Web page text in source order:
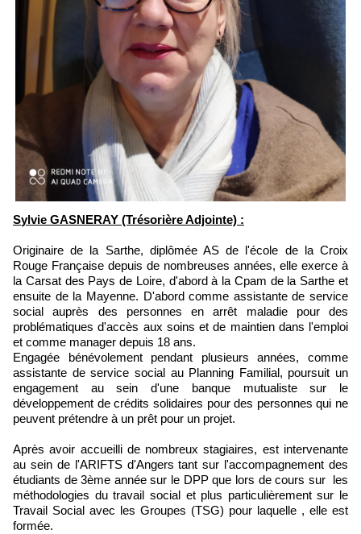
Sylvie GASNERAY (Trésorière Adjointe) :
Originaire de la Sarthe, diplômée AS de l'école de la Croix
Rouge Française depuis de nombreuses années, elle exerce à
la Carsat des Pays de Loire, d'abord à la Cpam de la Sarthe et
ensuite de la Mayenne. D'abord comme assistante de service
social auprès des personnes en arrêt maladie pour des
problématiques d'accès aux soins et de maintien dans l'emploi
et comme manager depuis 18 ans.
Engagée bénévolement pendant plusieurs années, comme
assistante de service social au Planning Familial, poursuit un
engagement au sein d'une banque mutualiste sur le
développement de crédits solidaires pour des personnes qui ne
peuvent prétendre à un prêt pour un projet.
Après avoir accueilli de nombreux stagiaires, est intervenante
au sein de l'ARIFTS d'Angers tant sur l'accompagnement des
étudiants de 3ème année sur le DPP que lors de cours sur les
méthodologies du travail social et plus particulièrement sur le
Travail Social avec les Groupes (TSG) pour laquelle , elle est
formée.